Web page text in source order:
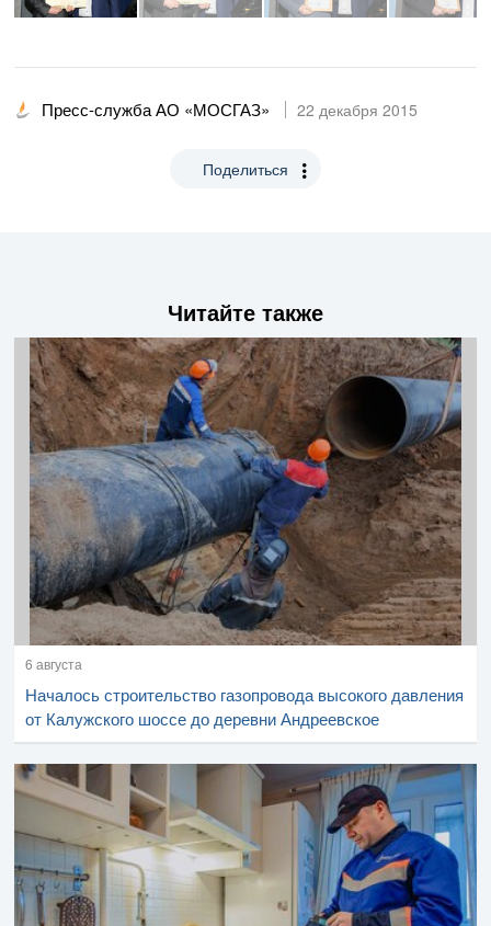
Пресс-служба АО «МОСГАЗ» 22 декабря 2015
Поделиться
Читайте также
6 августа
Началось строительство газопровода высокого давления
от Калужского шоссе до деревни Андреевское